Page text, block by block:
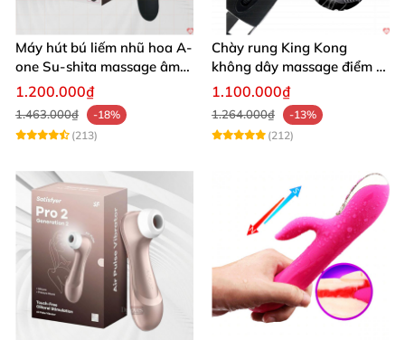
Máy hút bú liếm nhũ hoa A-
one Su-shita massage âm
đạo độc đáo
1.200.000₫
1.463.000₫
-18%
(213)
Chày rung King Kong
không dây massage điểm G
sạc USB tiện lợi cao cấp
1.100.000₫
1.264.000₫
-13%
(212)